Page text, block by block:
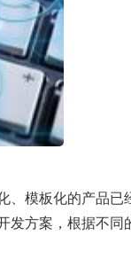
、模板化的产品已
发方案，根据不同